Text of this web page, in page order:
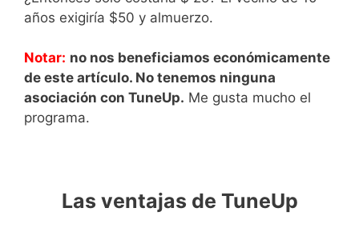
años exigiría $50 y almuerzo.
Notar: no nos beneficiamos económicamente
de este artículo. No tenemos ninguna
asociación con TuneUp. Me gusta mucho el
programa.
Las ventajas de TuneUp